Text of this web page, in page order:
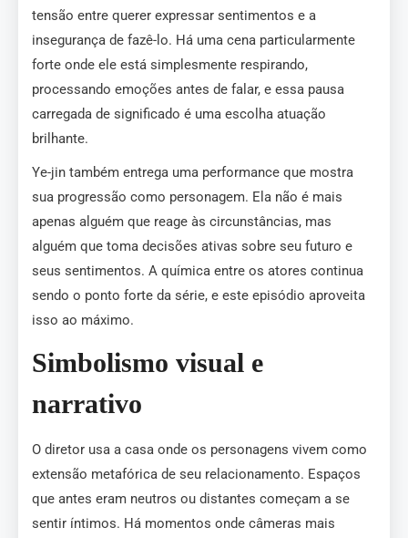
tensão entre querer expressar sentimentos e a
insegurança de fazê-lo. Há uma cena particularmente
forte onde ele está simplesmente respirando,
processando emoções antes de falar, e essa pausa
carregada de significado é uma escolha atuação
brilhante.
Ye-jin também entrega uma performance que mostra
sua progressão como personagem. Ela não é mais
apenas alguém que reage às circunstâncias, mas
alguém que toma decisões ativas sobre seu futuro e
seus sentimentos. A química entre os atores continua
sendo o ponto forte da série, e este episódio aproveita
isso ao máximo.
Simbolismo visual e
narrativo
O diretor usa a casa onde os personagens vivem como
extensão metafórica de seu relacionamento. Espaços
que antes eram neutros ou distantes começam a se
sentir íntimos. Há momentos onde câmeras mais